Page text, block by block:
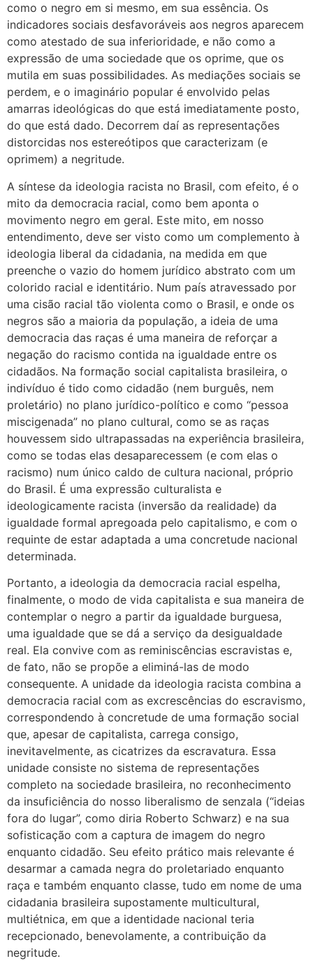
como o negro em si mesmo, em sua essência. Os
indicadores sociais desfavoráveis aos negros aparecem
como atestado de sua inferioridade, e não como a
expressão de uma sociedade que os oprime, que os
mutila em suas possibilidades. As mediações sociais se
perdem, e o imaginário popular é envolvido pelas
amarras ideológicas do que está imediatamente posto,
do que está dado. Decorrem daí as representações
distorcidas nos estereótipos que caracterizam (e
oprimem) a negritude.
A síntese da ideologia racista no Brasil, com efeito, é o
mito da democracia racial, como bem aponta o
movimento negro em geral. Este mito, em nosso
entendimento, deve ser visto como um complemento à
ideologia liberal da cidadania, na medida em que
preenche o vazio do homem jurídico abstrato com um
colorido racial e identitário. Num país atravessado por
uma cisão racial tão violenta como o Brasil, e onde os
negros são a maioria da população, a ideia de uma
democracia das raças é uma maneira de reforçar a
negação do racismo contida na igualdade entre os
cidadãos. Na formação social capitalista brasileira, o
indivíduo é tido como cidadão (nem burguês, nem
proletário) no plano jurídico-político e como “pessoa
miscigenada” no plano cultural, como se as raças
houvessem sido ultrapassadas na experiência brasileira,
como se todas elas desaparecessem (e com elas o
racismo) num único caldo de cultura nacional, próprio
do Brasil. É uma expressão culturalista e
ideologicamente racista (inversão da realidade) da
igualdade formal apregoada pelo capitalismo, e com o
requinte de estar adaptada a uma concretude nacional
determinada.
Portanto, a ideologia da democracia racial espelha,
finalmente, o modo de vida capitalista e sua maneira de
contemplar o negro a partir da igualdade burguesa,
uma igualdade que se dá a serviço da desigualdade
real. Ela convive com as reminiscências escravistas e,
de fato, não se propõe a eliminá-las de modo
consequente. A unidade da ideologia racista combina a
democracia racial com as excrescências do escravismo,
correspondendo à concretude de uma formação social
que, apesar de capitalista, carrega consigo,
inevitavelmente, as cicatrizes da escravatura. Essa
unidade consiste no sistema de representações
completo na sociedade brasileira, no reconhecimento
da insuficiência do nosso liberalismo de senzala (“ideias
fora do lugar”, como diria Roberto Schwarz) e na sua
sofisticação com a captura de imagem do negro
enquanto cidadão. Seu efeito prático mais relevante é
desarmar a camada negra do proletariado enquanto
raça e também enquanto classe, tudo em nome de uma
cidadania brasileira supostamente multicultural,
multiétnica, em que a identidade nacional teria
recepcionado, benevolamente, a contribuição da
negritude.